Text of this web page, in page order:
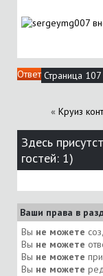
Ответ Страница
« Круиз
Здесь
гостей: 1)
Ваши права в
Вы не можете
Вы не можете
Вы не можете
Вы не можете